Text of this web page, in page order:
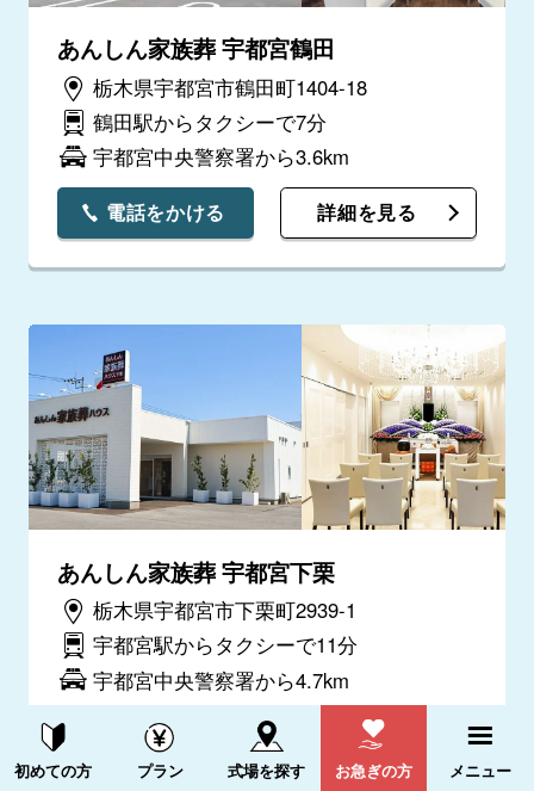
あんしん家族葬 宇都宮鶴田
栃木県宇都宮市鶴田町1404-18
鶴田駅からタクシーで7分
宇都宮中央警察署から3.6km
電話をかける 詳細を見る
あんしん家族葬 宇都宮下栗
栃木県宇都宮市下栗町2939-1
宇都宮駅からタクシーで11分
宇都宮中央警察署から4.7km
電話をかける 詳細を見る
資料請求する 電話をかける
初めての方 プラン 式場を探す お急ぎの方 メニュー